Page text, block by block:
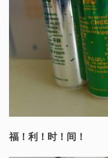
福！利！时！间！